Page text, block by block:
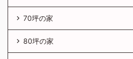
70坪の家
80坪の家